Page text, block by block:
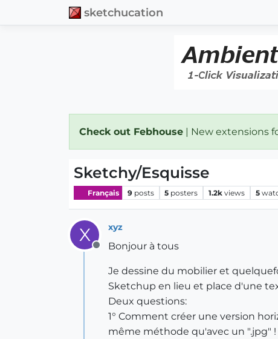
sketchucation
Check out Febhouse | New extensions
Sketchy/Esquisse
Français 9 posts 5 posters 1.2k views 5
X
Offline
xyz
Bonjour à tous
Je dessine du mobilier et
Sketchup en lieu et place d'une
Deux questions:
1° Comment créer une version
même méthode qu'avec un ".jpg" !